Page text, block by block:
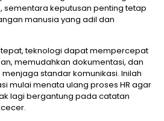
sementara keputusan penting tetap
manusia yang adil dan
teknologi dapat mempercepat
memudahkan dokumentasi, dan
standar komunikasi. Inilah
mulai menata ulang proses HR agar
lagi bergantung pada catatan